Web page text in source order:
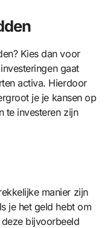
Kies dan voor
gaat
activa. Hierdoor
je je kansen op
te investeren zijn
manier zijn
je het geld hebt om
bijvoorbeeld